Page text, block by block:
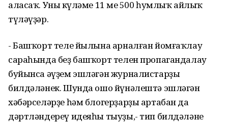
аласаҡ. Уның күләме 11 мең 500 һумлыҡ айлыҡ
түләүҙәр.
- Башҡорт теле йылына арналған йомғаҡлау
сараһында беҙ башҡорт телен пропагандалау
буйынса әүҙем эшләгән журналистарҙы
билдәләнек. Шунда ошо йүнәлештә эшләгән
хәбәрселәрҙе һәм блогерҙарҙы артабан да
дәртләндереү идеяһы тыуҙы,- тип билдәләне